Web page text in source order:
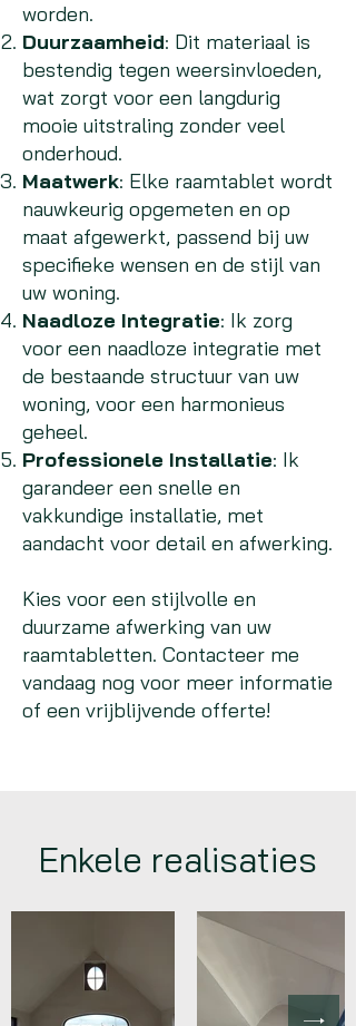
worden.
Duurzaamheid: Dit materiaal is
bestendig tegen weersinvloeden,
wat zorgt voor een langdurig
mooie uitstraling zonder veel
onderhoud.
Maatwerk: Elke raamtablet wordt
nauwkeurig opgemeten en op
maat afgewerkt, passend bij uw
specifieke wensen en de stijl van
uw woning.
Naadloze Integratie: Ik zorg
voor een naadloze integratie met
de bestaande structuur van uw
woning, voor een harmonieus
geheel.
Professionele Installatie: Ik
garandeer een snelle en
vakkundige installatie, met
aandacht voor detail en afwerking.
Kies voor een stijlvolle en
duurzame afwerking van uw
raamtabletten. Contacteer me
vandaag nog voor meer informatie
of een vrijblijvende offerte!
Enkele realisaties